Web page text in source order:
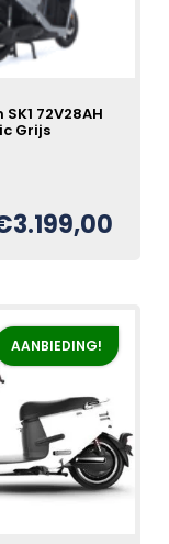
72V28AH
Grijs
3.199,00
AANBIEDING!